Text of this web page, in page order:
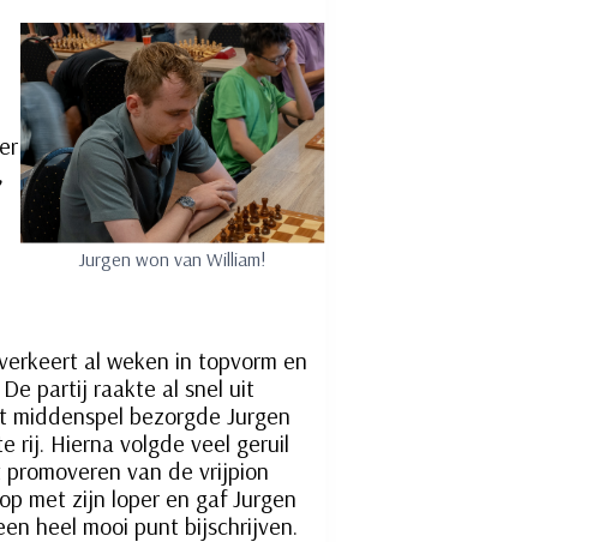
Jurgen won van William!
al weken in topvorm en
partij raakte al snel uit
middenspel bezorgde Jurgen
rij. Hierna volgde veel geruil
van de vrijpion
met zijn loper en gaf Jurgen
heel mooi punt bijschrijven.